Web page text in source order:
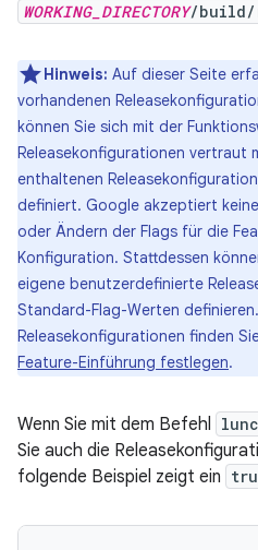
WORKING_DIRECTORY/build/
Hinweis: Auf dieser Seite
vorhandenen
können Sie sich mit der
Releasekonfigurationen vertraut
enthaltenen
definiert. Google akzeptiert
oder Ändern der Flags für die
Konfiguration. Stattdessen
eigene benutzerdefinierte
Standard-Flag-Werten
Releasekonfigurationen finden
Feature-Einführung festlegen.
Wenn Sie mit dem Befehl
Sie auch die
folgende Beispiel zeigt ein